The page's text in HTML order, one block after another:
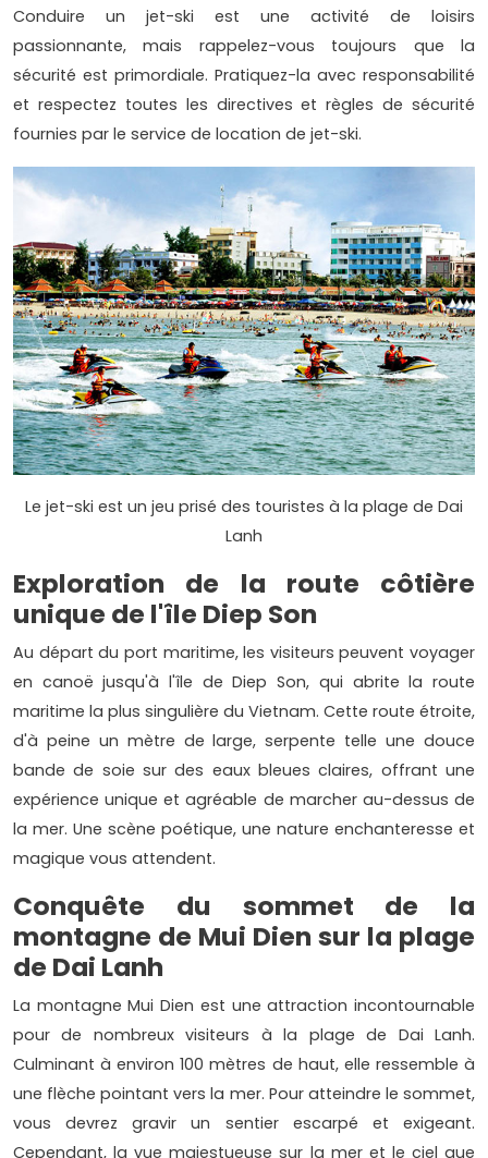
Conduire un jet-ski est une activité de loisirs
passionnante, mais rappelez-vous toujours que la
sécurité est primordiale. Pratiquez-la avec responsabilité
et respectez toutes les directives et règles de sécurité
fournies par le service de location de jet-ski.
Le jet-ski est un jeu prisé des touristes à la plage de Dai
Lanh
Exploration de la route côtière
unique de l'île Diep Son
Au départ du port maritime, les visiteurs peuvent voyager
en canoë jusqu'à l'île de Diep Son, qui abrite la route
maritime la plus singulière du Vietnam. Cette route étroite,
d'à peine un mètre de large, serpente telle une douce
bande de soie sur des eaux bleues claires, offrant une
expérience unique et agréable de marcher au-dessus de
la mer. Une scène poétique, une nature enchanteresse et
magique vous attendent.
Conquête du sommet de la
montagne de Mui Dien sur la plage
de Dai Lanh
La montagne Mui Dien est une attraction incontournable
pour de nombreux visiteurs à la plage de Dai Lanh.
Culminant à environ 100 mètres de haut, elle ressemble à
une flèche pointant vers la mer. Pour atteindre le sommet,
vous devrez gravir un sentier escarpé et exigeant.
Cependant, la vue majestueuse sur la mer et le ciel que